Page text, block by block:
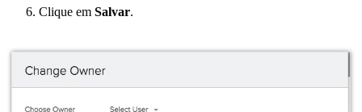
Clique em Salvar.